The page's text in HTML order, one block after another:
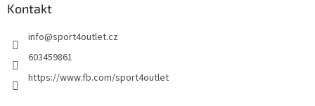
Kontakt
info@sport4outlet.cz
603459861
https://www.fb.com/sport4outlet